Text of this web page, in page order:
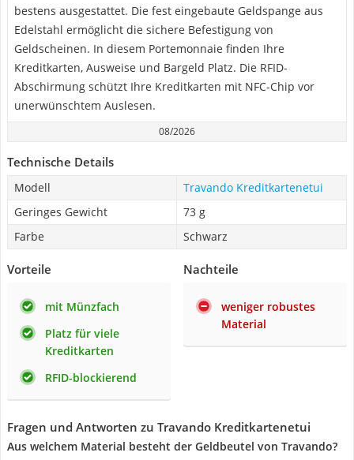
bestens ausgestattet. Die fest eingebaute Geldspange aus
Edelstahl ermöglicht die sichere Befestigung von
Geldscheinen. In diesem Portemonnaie finden Ihre
Kreditkarten, Ausweise und Bargeld Platz. Die RFID-
Abschirmung schützt Ihre Kreditkarten mit NFC-Chip vor
unerwünschtem Auslesen.
08/2026
Technische Details
Modell
Travando Kreditkartenetui
Geringes Gewicht
73 g
Farbe
Schwarz
Vorteile
mit Münzfach
Platz für viele
Kreditkarten
RFID-blockierend
Nachteile
weniger robustes
Material
Fragen und Antworten zu Travando Kreditkartenetui
Aus welchem Material besteht der Geldbeutel von Travando?